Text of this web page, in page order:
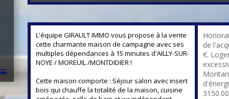
L'équipe GIRAULT IMMO vous propose à la vente
cette charmante maison de campagne avec ses
multiples dépendances à 15 minutes d'AILLY-SUR-
NOYE / MOREUIL /MONTDIDIER !
Cette maison comporte : Séjour salon avec insert
bois qui chauffe la totalité de la maison, cuisine
de
€.